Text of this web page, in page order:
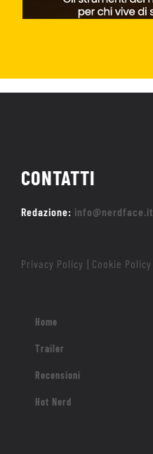
CONTATTI
Redazione: info@nerdface.it
Privacy Policy | Cookie Policy
Home
Trailer
Recensioni
Hot Nerd